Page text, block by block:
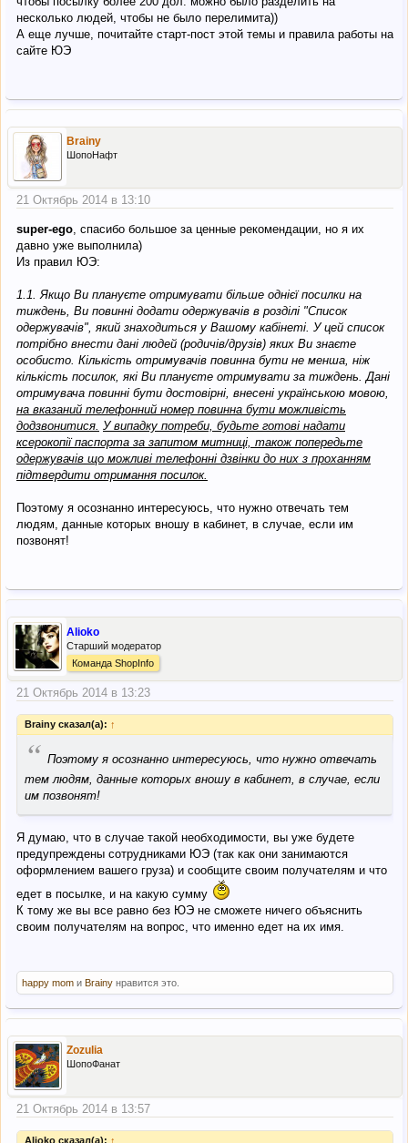
несколько людей, чтобы не было перелимита))
А еще лучше, почитайте старт-пост этой темы и правила работы на
сайте ЮЭ
Brainy
ШопоНафт
21 Октябрь 2014 в 13:10
super-ego, спасибо большое за ценные рекомендации, но я их
давно уже выполнила)
Из правил ЮЭ:
1.1. Якщо Ви плануєте отримувати більше однієї посилки на
тиждень, Ви повинні додати одержувачів в розділі "Список
одержувачів", який знаходиться у Вашому кабінеті. У цей список
потрібно внести дані людей (родичів/друзів) яких Ви знаєте
особисто. Кількість отримувачів повинна бути не менша, ніж
кількість посилок, які Ви плануєте отримувати за тиждень. Дані
отримувача повинні бути достовірні, внесені українською мовою,
на вказаний телефонний номер повинна бути можливість
додзвонитися. У випадку потреби, будьте готові надати
ксерокопії паспорта за запитом митниці, також попередьте
одержувачів що можливі телефонні дзвінки до них з проханням
підтвердити отримання посилок.
Поэтому я осознанно интересуюсь, что нужно отвечать тем
людям, данные которых вношу в кабинет, в случае, если им
позвонят!
Alioko
Старший модератор
Команда ShopInfo
21 Октябрь 2014 в 13:23
Brainy сказал(а): ↑
“ Поэтому я осознанно интересуюсь, что нужно отвечать
тем людям, данные которых вношу в кабинет, в случае, если
им позвонят!
Я думаю, что в случае такой необходимости, вы уже будете
предупреждены сотрудниками ЮЭ (так как они занимаются
оформлением вашего груза) и сообщите своим получателям и что
едет в посылке, и на какую сумму
К тому же вы все равно без ЮЭ не сможете ничего объяснить
своим получателям на вопрос, что именно едет на их имя.
happy mom и Brainy нравится это.
Zozulia
ШопоФанат
21 Октябрь 2014 в 13:57
Alioko сказал(а): ↑